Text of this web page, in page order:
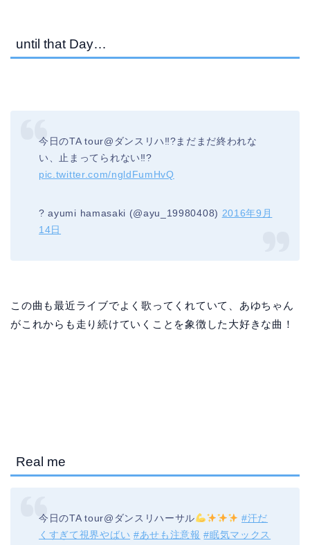
until that Day…
今日のTA tour@ダンスリハ‼?まだまだ終われな
い、止まってられない‼?
pic.twitter.com/ngldFumHvQ
? ayumi hamasaki (@ayu_19980408) 2016年9月
14日
この曲も最近ライブでよく歌ってくれていて、あゆちゃん
がこれからも走り続けていくことを象徴した大好きな曲！
Real me
今日のTA tour@ダンスリハーサル
#汗だ
くすぎて視界やばい #あせも注意報 #眠気マックス